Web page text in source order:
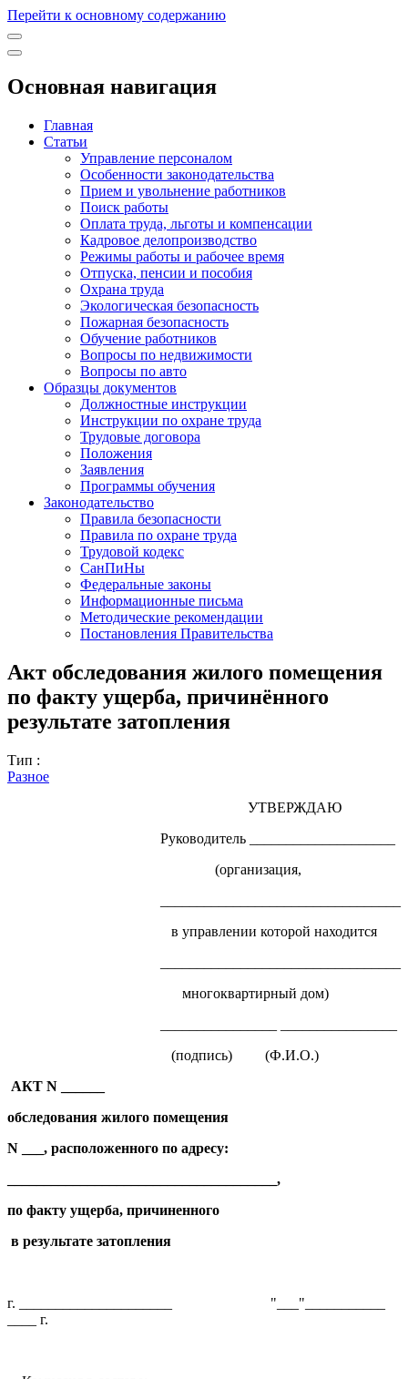
Перейти к основному содержанию
Основная навигация
Главная
Статьи
Управление персоналом
Особенности законодательства
Прием и увольнение работников
Поиск работы
Оплата труда, льготы и компенсации
Кадровое делопроизводство
Режимы работы и рабочее время
Отпуска, пенсии и пособия
Охрана труда
Экологическая безопасность
Пожарная безопасность
Обучение работников
Вопросы по недвижимости
Вопросы по авто
Образцы документов
Должностные инструкции
Инструкции по охране труда
Трудовые договора
Положения
Заявления
Программы обучения
Законодательство
Правила безопасности
Правила по охране труда
Трудовой кодекс
СанПиНы
Федеральные законы
Информационные письма
Методические рекомендации
Постановления Правительства
Акт обследования жилого помещения
по факту ущерба, причинённого
результате затопления
Тип :
Разное
УТВЕРЖДАЮ
Руководитель ____________________
(организация,
в управлении которой находится
многоквартирный дом)
(подпись) (Ф.И.О.)
АКТ N ______
обследования жилого помещения
N ___, расположенного по адресу:
_____________________________________,
по факту ущерба, причиненного
в результате затопления
г. _____________________ "___"___________
____ г.